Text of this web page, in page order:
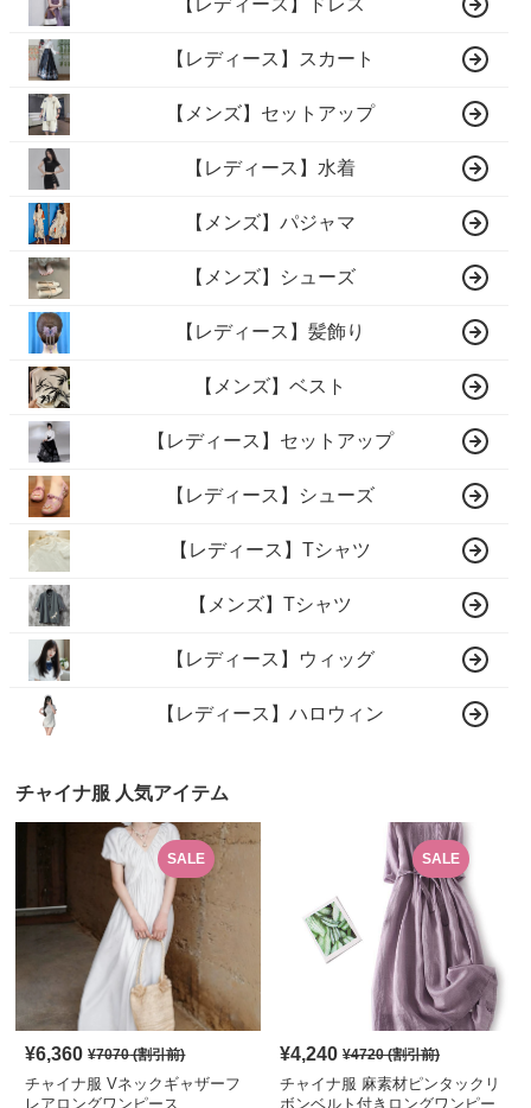
【レディース】ドレス
【レディース】スカート
【メンズ】セットアップ
【レディース】水着
【メンズ】パジャマ
【メンズ】シューズ
【レディース】髪飾り
【メンズ】ベスト
【レディース】セットアップ
【レディース】シューズ
【レディース】Tシャツ
【メンズ】Tシャツ
【レディース】ウィッグ
【レディース】ハロウィン
チャイナ服 人気アイテム
SALE
¥6,360 ¥7070(割引前)
チャイナ服 Vネックギャザーフ
レアロングワンピース
SALE
¥4,240 ¥4720(割引前)
チャイナ服 麻素材ピンタックリ
ボンベルト付きロングワンピー